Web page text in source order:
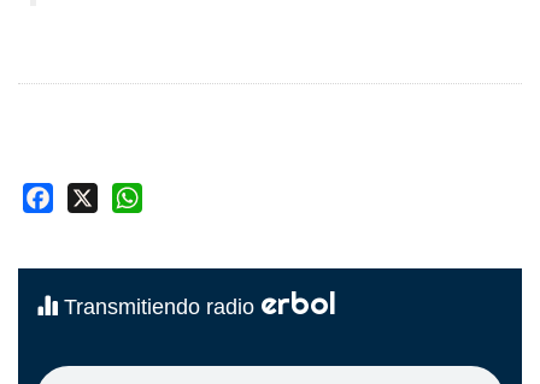
Facebook
Transmitiendo radio erbol